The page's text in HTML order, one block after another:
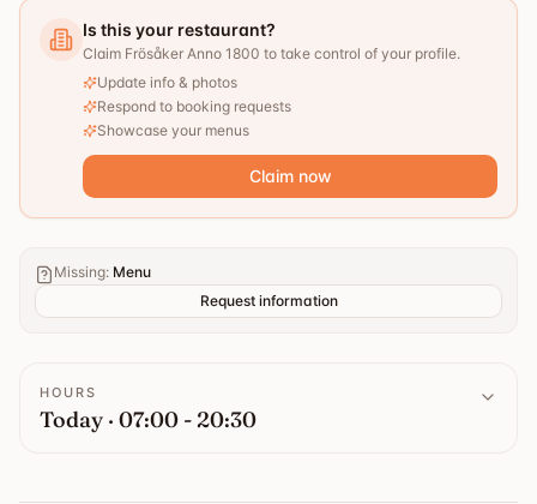
Is this your restaurant?
Claim Frösåker Anno 1800 to take control of your profile.
Update info & photos
Respond to booking requests
Showcase your menus
Claim now
Missing: Menu
Request information
HOURS
Today · 07:00 - 20:30